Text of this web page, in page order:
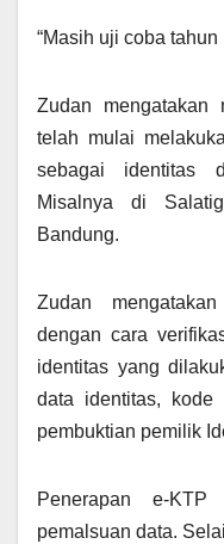
“Masih uji coba tahun
Zudan mengatakan
telah mulai
sebagai identitas
Misalnya di
Bandung.
Zudan
dengan cara
identitas yang
data identitas,
pembuktian pemilik
Penerapan e-
pemalsuan data.